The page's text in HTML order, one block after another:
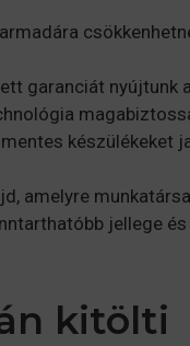
garanciát nyújtunk
készülékeket
amelyre
jellege és
kitölti